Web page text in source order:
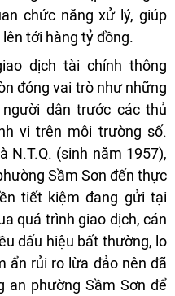
chức năng xử lý, giúp
tới hàng tỷ đồng.
dịch tài chính thông
đóng vai trò như những
người dân trước các thủ
vi trên môi trường số.
N.T.Q. (sinh năm 1957),
Sầm Sơn đến thực
tiết kiệm đang gửi tại
quá trình giao dịch, cán
dấu hiệu bất thường, lo
ẩn rủi ro lừa đảo nên đã
an phường Sầm Sơn để